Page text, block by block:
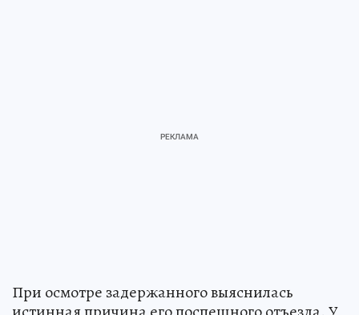
При осмотре задержанного выяснилась